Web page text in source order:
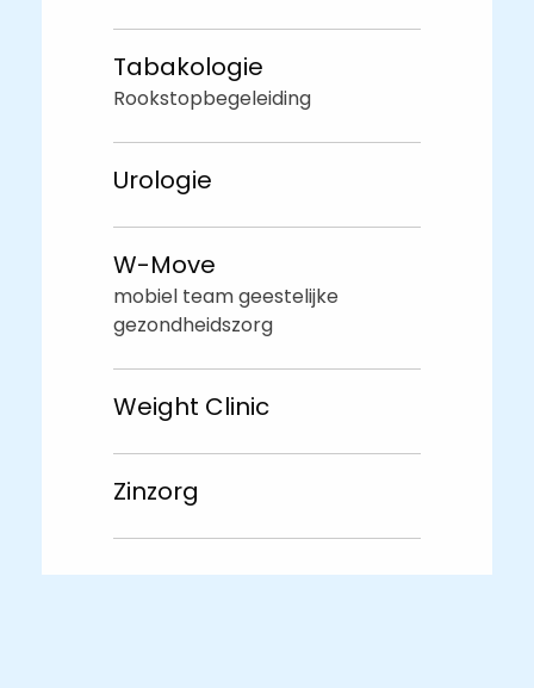
Tabakologie
Rookstopbegeleiding
Urologie
W-Move
mobiel team geestelijke
gezondheidszorg
Weight Clinic
Zinzorg